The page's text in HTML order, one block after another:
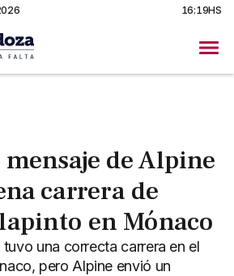
16:19HS
de Alpine
carrera de
en Mónaco
una correcta carrera en el
pero Alpine envió un